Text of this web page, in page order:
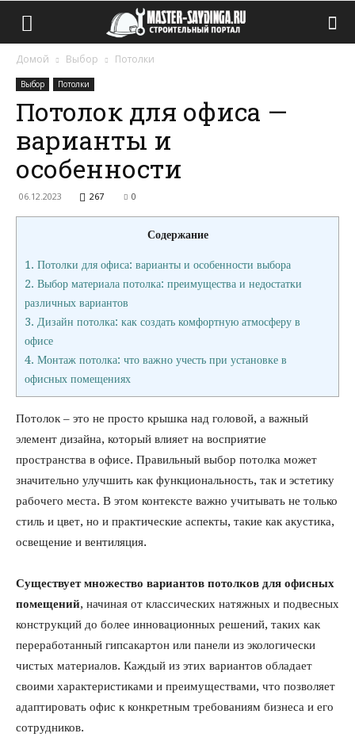
Домой Выбор Потолки
Выбор Потолки
Потолок для офиса —
варианты и
особенности
06.12.2023 267 0
Содержание
1. Потолки для офиса: варианты и особенности выбора
2. Выбор материала потолка: преимущества и недостатки
различных вариантов
3. Дизайн потолка: как создать комфортную атмосферу в
офисе
4. Монтаж потолка: что важно учесть при установке в
офисных помещениях
Потолок – это не просто крышка над головой, а важный
элемент дизайна, который влияет на восприятие
пространства в офисе. Правильный выбор потолка может
значительно улучшить как функциональность, так и эстетику
рабочего места. В этом контексте важно учитывать не только
стиль и цвет, но и практические аспекты, такие как акустика,
освещение и вентиляция.
Существует множество вариантов потолков для офисных
помещений, начиная от классических натяжных и подвесных
конструкций до более инновационных решений, таких как
переработанный гипсакартон или панели из экологически
чистых материалов. Каждый из этих вариантов обладает
своими характеристиками и преимуществами, что позволяет
адаптировать офис к конкретным требованиям бизнеса и его
сотрудников.